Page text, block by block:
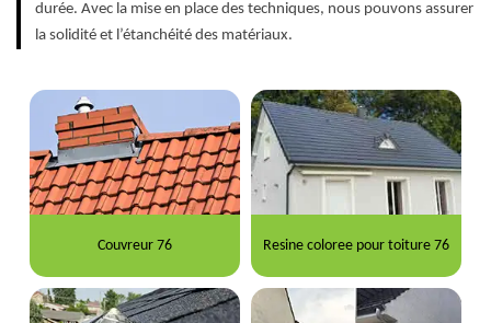
durée. Avec la mise en place des techniques, nous pouvons assurer
la solidité et l’étanchéité des matériaux.
Couvreur 76 Resine coloree pour toiture 76